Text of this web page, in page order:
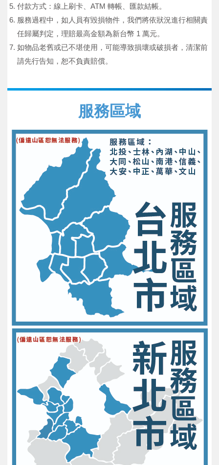
付款方式：線上刷卡、ATM 轉帳、匯款結帳。
服務過程中，如人員有毀損物件，我們將依狀況進行相關責
任歸屬判定，理賠最高金額為新台幣 1 萬元。
如物品老舊或已不堪使用，可能導致損壞或破損者，清潔前
請先行告知，恕不負責賠償。
服務區域